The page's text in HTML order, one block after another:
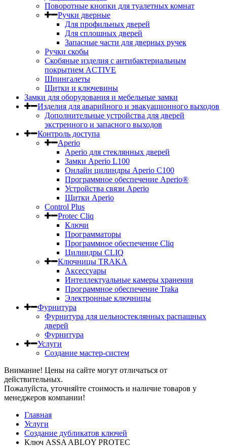
Поворотные кнопки для туалетных комнат
Ручки дверные
Для профильных дверей
Для сплошных дверей
Запасные части для дверных ручек
Ручки скобы
Скобяные изделия с антибактериальным
покрытием ACTIVE
Шпингалеты
Щитки и ключевины
Замки для оборудования и мебельные замки
Изделия для аварийного и эвакуационного выходов
Дополнительные устройства для дверей
экстренного и запасного выходов
Контроль доступа
Aperio
Aperio для стеклянных дверей
Замки Aperio L100
Онлайн цилиндры Aperio C100
Программное обеспечение Aperio®
Устройства связи Aperio
Щитки Aperio
Control Plus
Protec Cliq
Ключи
Программаторы
Программное обеспечение Cliq
Цилиндры CLIQ
Ключницы TRAKA
Аксессуары
Интеллектуальные камеры хранения
Программное обеспечение Traka
Электронные ключницы
Фурнитура
Фурнитура для цельностеклянных распашных
дверей
Фурнитура
Услуги
Создание мастер-систем
Внимание! Цены на сайте могут отличаться от
действительных.
Пожалуйста, уточняйте стоимость и наличие товаров у
менеджеров компании!
Главная
Услуги
Создание дубликатов ключей
Ключ ASSA ABLOY PROTEC